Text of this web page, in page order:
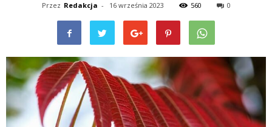
Przez Redakcja - 16 września 2023 560 0